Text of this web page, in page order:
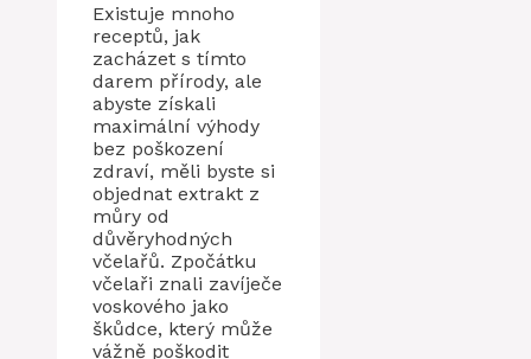
Existuje mnoho
receptů, jak
zacházet s tímto
darem přírody, ale
abyste získali
maximální výhody
bez poškození
zdraví, měli byste si
objednat extrakt z
můry od
důvěryhodných
včelařů. Zpočátku
včelaři znali zavíječe
voskového jako
škůdce, který může
vážně poškodit